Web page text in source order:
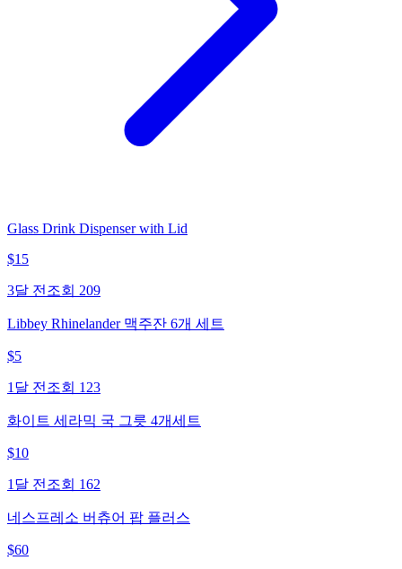
Glass Drink Dispenser with Lid
$15
3달 전 조회 209
Libbey Rhinelander 맥주잔 6개 세트
$5
1달 전 조회 123
화이트 세라믹 국 그릇 4개세트
$10
1달 전 조회 162
네스프레소 버츄어 팝 플러스
$60